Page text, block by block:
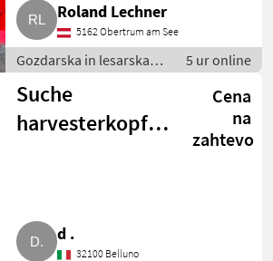
Roland Lechner
5162 Obertrum am See
Gozdarska in lesarska
mehanizacija /
Gozdarski vitli
5 ur online
Suche
harvesterkopf
Cena
na
zahtevo
d .
32100 Belluno